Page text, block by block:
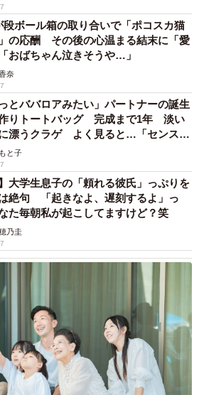
段ボール箱の取り合いで「ポコスカ猫
の応酬 その後の心温まる結末に「愛
おばちゃん泣きそうや…」
奈
っとババロアみたい」パートナーの誕生
作りトートバッグ 完成まで1年 淡い
漂うクラゲ よく見ると…「センスす
と子
】大学生息子の「頼れる彼氏」っぷりを
絶句 「起きなよ、遅刻するよ」っ
た毎朝私が起こしてますけど？笑
乃圭